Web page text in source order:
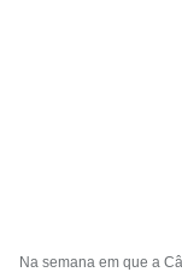
Na semana em que a